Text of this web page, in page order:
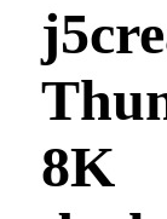
8K